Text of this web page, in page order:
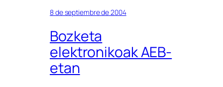
8 de septiembre de 2004
Bozketa
elektronikoak AEB-
etan